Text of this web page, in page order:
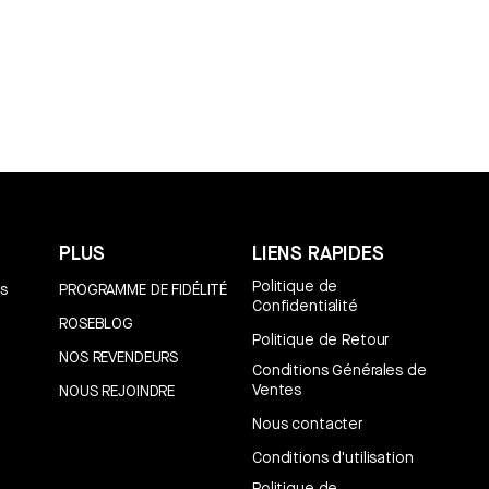
PLUS
PROGRAMME DE FIDÉLITÉ
ROSEBLOG
NOS REVENDEURS
NOUS REJOINDRE
LIENS RAPIDES
Politique de
Confidentialité
Politique de Retour
Conditions Générales de
Ventes
Nous contacter
Conditions d'utilisation